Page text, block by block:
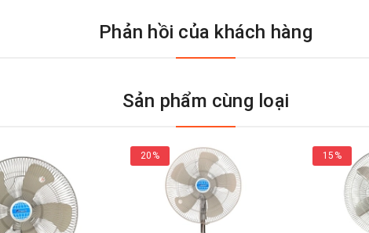
Phản hồi của khách hàng
Sản phẩm cùng loại
20% 15%